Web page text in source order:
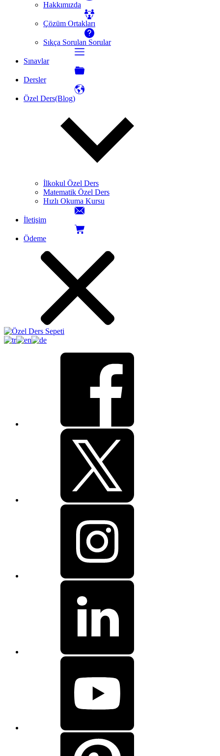
Hakkımızda
Çözüm Ortakları
Sıkça Sorulan Sorular
Sınavlar
Dersler
Özel Ders(Blog)
İlkokul Özel Ders
Matematik Özel Ders
Hızlı Okuma Kursu
İletişim
Ödeme